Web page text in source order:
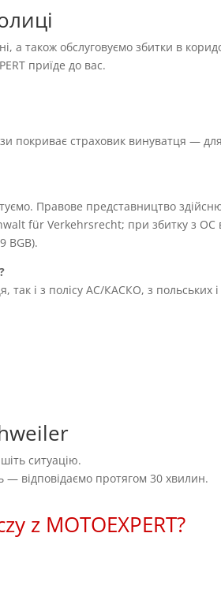
а також обслуговуємо збитки в
приїде до вас.
покриває страховик винуватця —
Правове представництво
für Verkehrsrecht; при збитку з OC
BGB).
і з полісу AC/КАСКО, з польських
ситуацію.
— відповідаємо протягом 30 хвилин.
z MOTOEXPERT?